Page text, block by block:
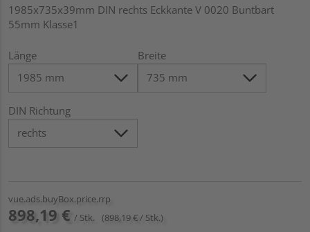
1985x735x39mm DIN rechts Eckkante V 0020 Buntbart
55mm Klasse1
Länge Breite
DIN Richtung
vue.ads.buyBox.price.rrp
898,19 € / Stk. (898,19 € / Stk.)